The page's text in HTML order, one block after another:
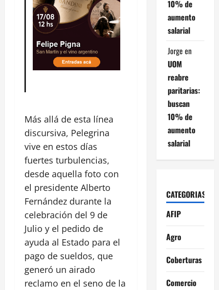
Más allá de esta línea
discursiva, Pelegrina
vive en estos días
fuertes turbulencias,
desde aquella foto con
el presidente Alberto
Fernández durante la
celebración del 9 de
Julio y el pedido de
ayuda al Estado para el
pago de sueldos, que
generó un airado
reclamo en el seno de la
10% de
aumento
salarial
Jorge en
UOM
reabre
paritarias:
buscan
10% de
aumento
salarial
CATEGORIAS
AFIP
Agro
Coberturas
Comercio